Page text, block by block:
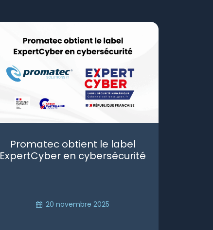
Promatec obtient le label
ExpertCyber en cybersécurité
20 novembre 2025